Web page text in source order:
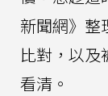
新聞網》整
比對，以及
看清。